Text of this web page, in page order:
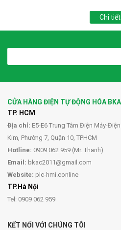
Chi tiết
CỬA HÀNG ĐIỆN TỰ ĐỘNG HÓA
TP. HCM
Địa chỉ: E5-E6 Trung Tâm Điện Máy-
Kim, Phường 7, Quận 10, TPHCM
Hotline: 0909 062 959 (Mr. Thanh)
Email: bkac2011@gmail.com
Website: plc-hmi.conline
TP.Hà Nội
Tel: 0909 062 959
KẾT NỐI VỚI CHÚNG TÔI